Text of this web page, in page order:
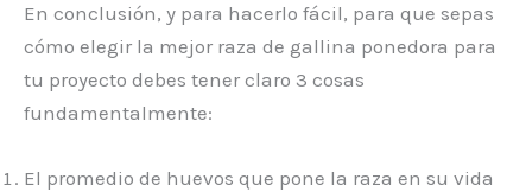
En conclusión, y para hacerlo fácil, para que sepas
cómo elegir la mejor raza de gallina ponedora para
tu proyecto debes tener claro 3 cosas
fundamentalmente:
El promedio de huevos que pone la raza en su vida